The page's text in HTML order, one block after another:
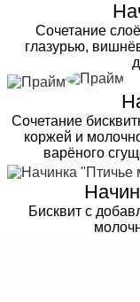
Сочетание
глазурью,
Сочетание
коржей и
варёного
Бисквит с